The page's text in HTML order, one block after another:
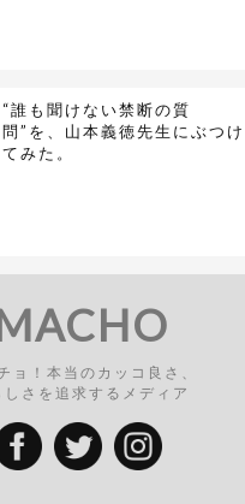
“誰も聞けない禁断の質
問”を、山本義徳先生にぶつけ
てみた。
ョ！本当のカッコ良さ、
しさを追求するメディア